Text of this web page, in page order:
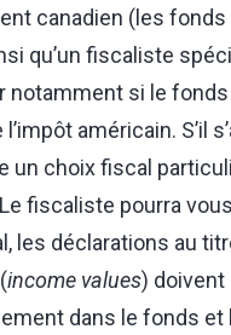
canadien (les
qu’un fiscaliste
notamment si le
américain. S’il
un choix fiscal
fiscaliste pourra
les déclarations au
income values) doivent
dans le fonds